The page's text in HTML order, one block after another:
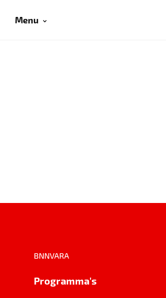
Menu
BNNVARA
Programma's